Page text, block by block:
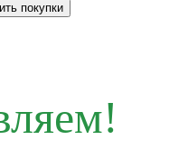
покупки